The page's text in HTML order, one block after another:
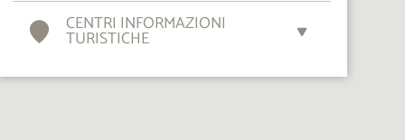
CENTRI INFORMAZIONI
TURISTICHE